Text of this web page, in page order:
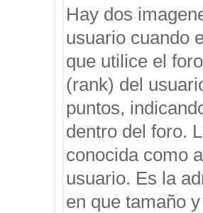
Hay dos
usuario cuando
que utilice el
(rank) del
puntos,
dentro del foro.
conocida como
usuario. Es la
en que tamaño